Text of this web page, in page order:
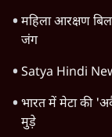
महिला आरक्षण
जंग
Satya Hindi
भारत में मेटा की
मुड़े